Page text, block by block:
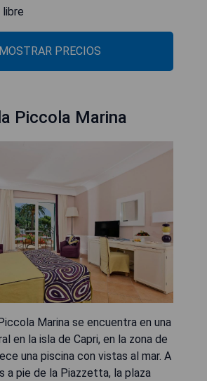
libre
MOSTRAR PRECIOS
Piccola Marina
Marina se encuentra en una
en la isla de Capri, en la zona de
una piscina con vistas al mar. A
a pie de la Piazzetta, la plaza